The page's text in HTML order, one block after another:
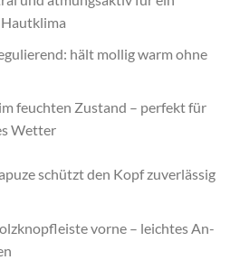
hält mollig warm ohne
feuchten Zustand – perfekt für
Wetter
schützt den Kopf zuverlässig
vorne – leichtes An-